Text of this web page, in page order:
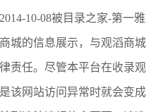
10-08被目录之家-第一
城的信息展示，与观滔商城
责任。尽管本平台在收录
该网站访问异常时就会变